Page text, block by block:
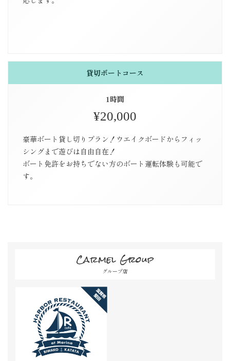
貸切ボートコース
1時間
¥20,000
豪華ボート貸し切りプラン！ウエイクボードからフィッ
シングまで遊びは自由自在！
ボート免許をお持ちでない方のボート運転体験も可能で
す。
Carmel Group
グループ店